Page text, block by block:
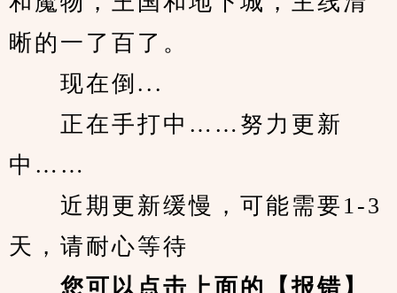
晰的一了百了。
现在倒...
正在手打中……努力更新
中……
近期更新缓慢，可能需要1-3
天，请耐心等待
您可以点击上面的【报错】